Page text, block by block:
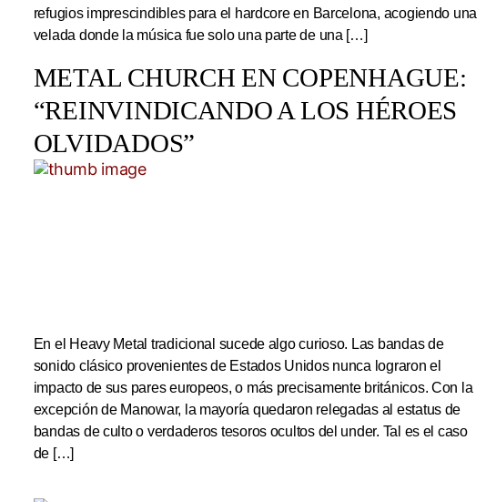
refugios imprescindibles para el hardcore en Barcelona, acogiendo una
velada donde la música fue solo una parte de una […]
METAL CHURCH EN COPENHAGUE:
“REINVINDICANDO A LOS HÉROES
OLVIDADOS”
En el Heavy Metal tradicional sucede algo curioso. Las bandas de
sonido clásico provenientes de Estados Unidos nunca lograron el
impacto de sus pares europeos, o más precisamente británicos. Con la
excepción de Manowar, la mayoría quedaron relegadas al estatus de
bandas de culto o verdaderos tesoros ocultos del under. Tal es el caso
de […]